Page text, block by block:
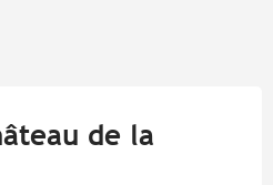
de la